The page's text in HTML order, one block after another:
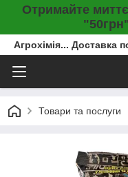
Отримайте
Агрохімія... Доставка
Товари та послуги